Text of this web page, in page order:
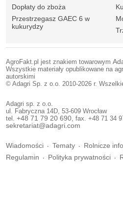
Dopłaty do zboża
Przestrzegasz GAEC 6 w
kukurydzy
AgroFakt.pl jest znakiem towarowym
Wszystkie materiały opublikowane na
autorskimi
© Adagri Sp. z o.o. 2010-2026 r.
Adagri sp. z o.o.
ul. Fabryczna 14D, 53-609 Wrocław
tel. +48 71 79 20 690 , fax. +48 71 34
sekretariat@adagri.com
Wiadomości Tematy Rolnicze
Regulamin
Polityka prywatności